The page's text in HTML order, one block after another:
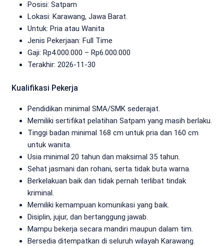
Posisi: Satpam
Lokasi: Karawang, Jawa Barat.
Untuk: Pria atau Wanita
Jenis Pekerjaan: Full Time
Gaji: Rp4.000.000 – Rp6.000.000
Terakhir: 2026-11-30
Kualifikasi Pekerja
Pendidikan minimal SMA/SMK sederajat.
Memiliki sertifikat pelatihan Satpam yang masih berlaku.
Tinggi badan minimal 168 cm untuk pria dan 160 cm
untuk wanita.
Usia minimal 20 tahun dan maksimal 35 tahun.
Sehat jasmani dan rohani, serta tidak buta warna.
Berkelakuan baik dan tidak pernah terlibat tindak
kriminal.
Memiliki kemampuan komunikasi yang baik.
Disiplin, jujur, dan bertanggung jawab.
Mampu bekerja secara mandiri maupun dalam tim.
Bersedia ditempatkan di seluruh wilayah Karawang.